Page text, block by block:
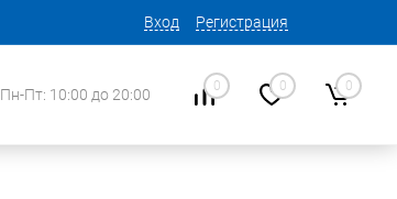
Вход Регистрация
Пн-Пт: 10:00 до 20:00 0 0 0